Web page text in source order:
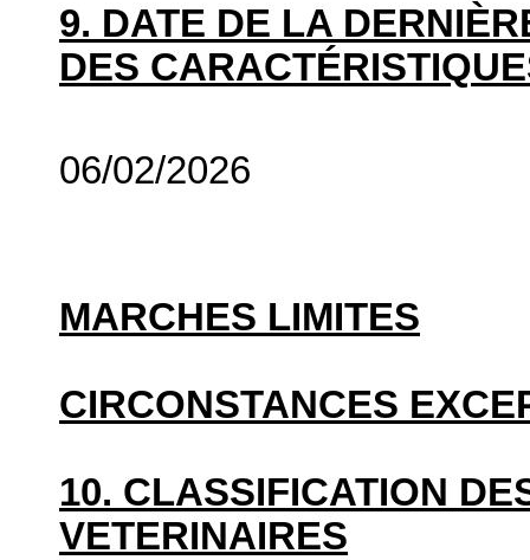
9. DATE DE LA
DES
06/02/2026
MARCHES LIMITES
CIRCONSTANCES
10. CLASSIFICATION
VETERINAIRES